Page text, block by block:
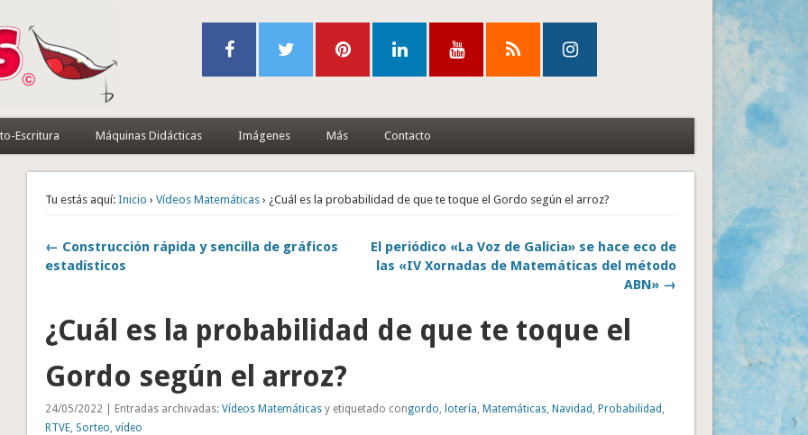
Escritura Máquinas Didácticas Imágenes Más Contacto
Tu estás aquí: Inicio ›Vídeos Matemáticas › ¿Cuál es la probabilidad de que te toque el Gordo según el arroz?
← Construcción rápida y sencilla de gráficos
estadísticos
El periódico «La Voz de Galicia» se hace eco de
las «IV Xornadas de Matemáticas del método
ABN» →
¿Cuál es la probabilidad de que te toque el
Gordo según el arroz?
24/05/2022 | Entradas archivadas:Vídeos Matemáticas y etiquetado congordo, lotería,Matemáticas,Navidad ,Probabilidad ,
RTVE, Sorteo,vídeo